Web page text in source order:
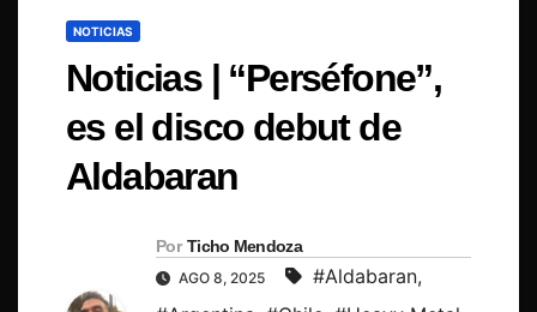
NOTICIAS
Noticias | “Perséfone”,
es el disco debut de
Aldabaran
Por Ticho Mendoza
AGO 8, 2025 #Aldabaran,